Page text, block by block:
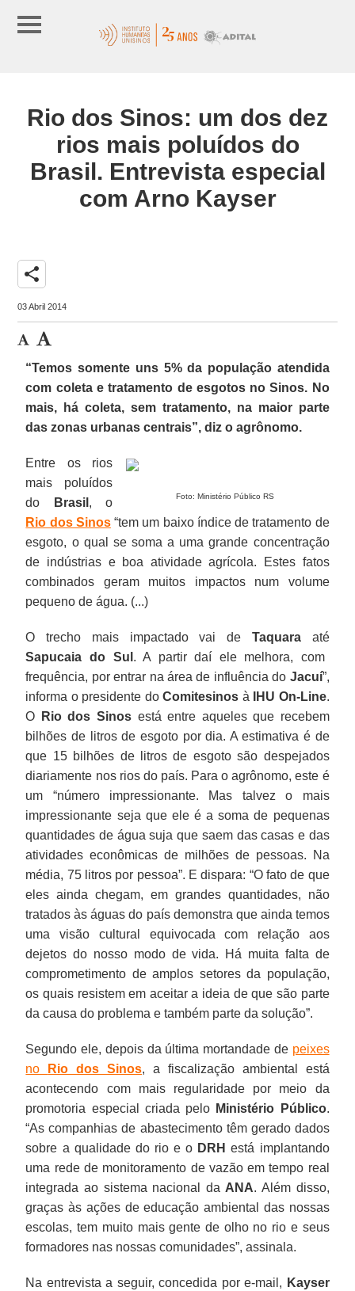
Rio dos Sinos: um dos dez
rios mais poluídos do
Brasil. Entrevista especial
com Arno Kayser
share
03 Abril 2014
“Temos somente uns 5% da população atendida
com coleta e tratamento de esgotos no Sinos. No
mais, há coleta, sem tratamento, na maior parte
das zonas urbanas centrais”, diz o agrônomo.
Foto: Ministério Público RS
Entre os rios
mais poluídos
do
Brasil , o
Rio dos Sinos“tem um baixo índice de tratamento de
esgoto, o qual se soma a uma grande concentração
de indústrias e boa atividade agrícola. Estes fatos
combinados geram muitos impactos num volume
pequeno de água. (...)
O trecho mais impactado vai de Taquaraaté
Sapucaia do Sul . A partir daí ele melhora, com
frequência, por entrar na área de influência do Jacuí”,
informa o presidente doComitesinos à IHU On-Line.
O
Rio dos Sinosestá entre aqueles que recebem
bilhões de litros de esgoto por dia. A estimativa é de
que 15 bilhões de litros de esgoto são despejados
diariamente nos rios do país. Para o agrônomo, este é
um “número impressionante. Mas talvez o mais
impressionante seja que ele é a soma de pequenas
quantidades de água suja que saem das casas e das
atividades econômicas de milhões de pessoas. Na
média, 75 litros por pessoa”. E dispara: “O fato de que
eles ainda chegam, em grandes quantidades, não
tratados às águas do país demonstra que ainda temos
uma visão cultural equivocada com relação aos
dejetos do nosso modo de vida. Há muita falta de
comprometimento de amplos setores da população,
os quais resistem em aceitar a ideia de que são parte
da causa do problema e também parte da solução”.
Segundo ele, depois da última mortandade de peixes
no
Rio dos Sinos, a fiscalização ambiental está
acontecendo com mais regularidade por meio da
promotoria especial criada pelo Ministério Público.
“As companhias de abastecimento têm gerado dados
sobre a qualidade do rio e o DRH está implantando
uma rede de monitoramento de vazão em tempo real
integrada ao sistema nacional da ANA. Além disso,
graças às ações de educação ambiental das nossas
escolas, tem muito mais gente de olho no rio e seus
formadores nas nossas comunidades”, assinala.
Na entrevista a seguir, concedida por e-mail, Kayser